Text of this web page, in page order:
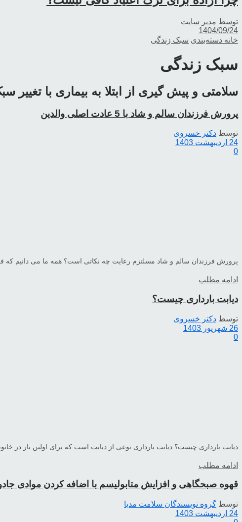
توسط مدیر سایت
1404/09/24
خانه دسته‌بندی سبک زندگی
سبک زندگی
سلامتی و پیش گیری از ابتلا به بیماری با
پرورش فرزندان سالم و شاد با 5 عادت اصلی والدین
توسط دکتر خسروی
24 اردیبهشت 1403
0
پرورش فرزندان سالم و شاد مسلتزم رعایت چه نکاتی است؟ همه ما می دانیم که
ادامه مطلب
دیابت بارداری چیست؟
توسط دکتر خسروی
26 شهریور 1403
0
دیابت بارداری چیست؟ دیابت بارداری نوعی از دیابت است که برای اولین بار در
ادامه مطلب
قهوه صبحگاهی و افزایش متابولیسم با اضافه کردن موادی
توسط گروه نویسندگان سلامت مدیا
24 اردیبهشت 1403